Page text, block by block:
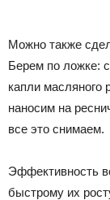
Можно также
Берем по ложке:
капли
наносим на
все это снимаем.
Эффективность
быстрому их